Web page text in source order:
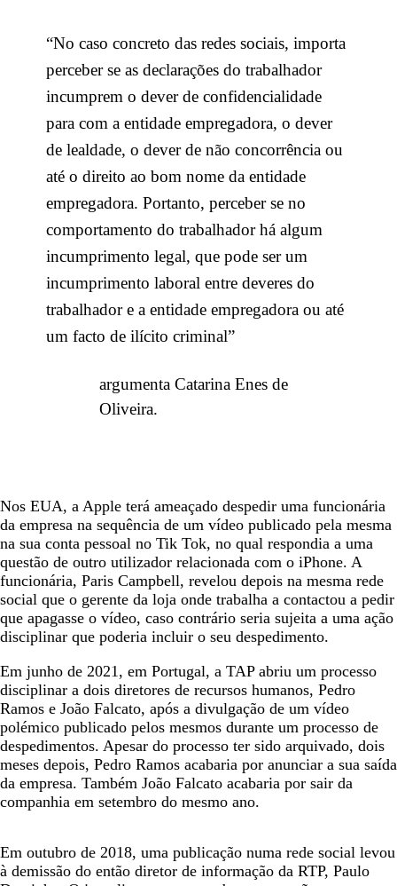
“No caso concreto das redes sociais, importa
perceber se as declarações do trabalhador
incumprem o dever de confidencialidade
para com a entidade empregadora, o dever
de lealdade, o dever de não concorrência ou
até o direito ao bom nome da entidade
empregadora. Portanto, perceber se no
comportamento do trabalhador há algum
incumprimento legal, que pode ser um
incumprimento laboral entre deveres do
trabalhador e a entidade empregadora ou até
um facto de ilícito criminal”
argumenta Catarina Enes de
Oliveira.
Nos EUA, a Apple terá ameaçado despedir uma funcionária
da empresa na sequência de um vídeo publicado pela mesma
na sua conta pessoal no Tik Tok, no qual respondia a uma
questão de outro utilizador relacionada com o iPhone. A
funcionária, Paris Campbell, revelou depois na mesma rede
social que o gerente da loja onde trabalha a contactou a pedir
que apagasse o vídeo, caso contrário seria sujeita a uma ação
disciplinar que poderia incluir o seu despedimento.
Em junho de 2021, em Portugal, a TAP abriu um processo
disciplinar a dois diretores de recursos humanos, Pedro
Ramos e João Falcato, após a divulgação de um vídeo
polémico publicado pelos mesmos durante um processo de
despedimentos. Apesar do processo ter sido arquivado, dois
meses depois, Pedro Ramos acabaria por anunciar a sua saída
da empresa. Também João Falcato acabaria por sair da
companhia em setembro do mesmo ano.
Em outubro de 2018, uma publicação numa rede social levou
à demissão do então diretor de informação da RTP, Paulo